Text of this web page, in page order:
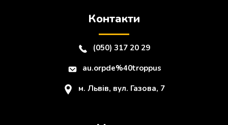
Контакти
(050) 317 20 29
au.orpde%40troppus
м. Львів, вул. Газова, 7